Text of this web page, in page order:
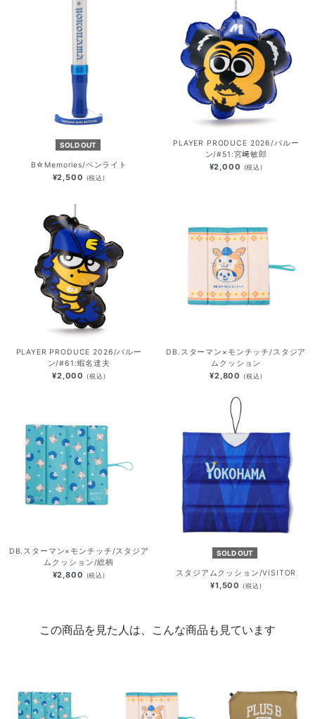
SOLD OUT
B☆Memories/ペンライト
¥2,500 (税込)
PLAYER PRODUCE 2026/バルー
ン/#51:宮﨑敏郎
¥2,000 (税込)
PLAYER PRODUCE 2026/バルー
ン/#61:蝦名達夫
¥2,000 (税込)
DB.スターマン×モンチッチ/スタジア
ムクッション
¥2,800 (税込)
DB.スターマン×モンチッチ/スタジア
ムクッション/総柄
¥2,800 (税込)
SOLD OUT
スタジアムクッション/VISITOR
¥1,500 (税込)
この商品を見た人は、こんな商品も見ています